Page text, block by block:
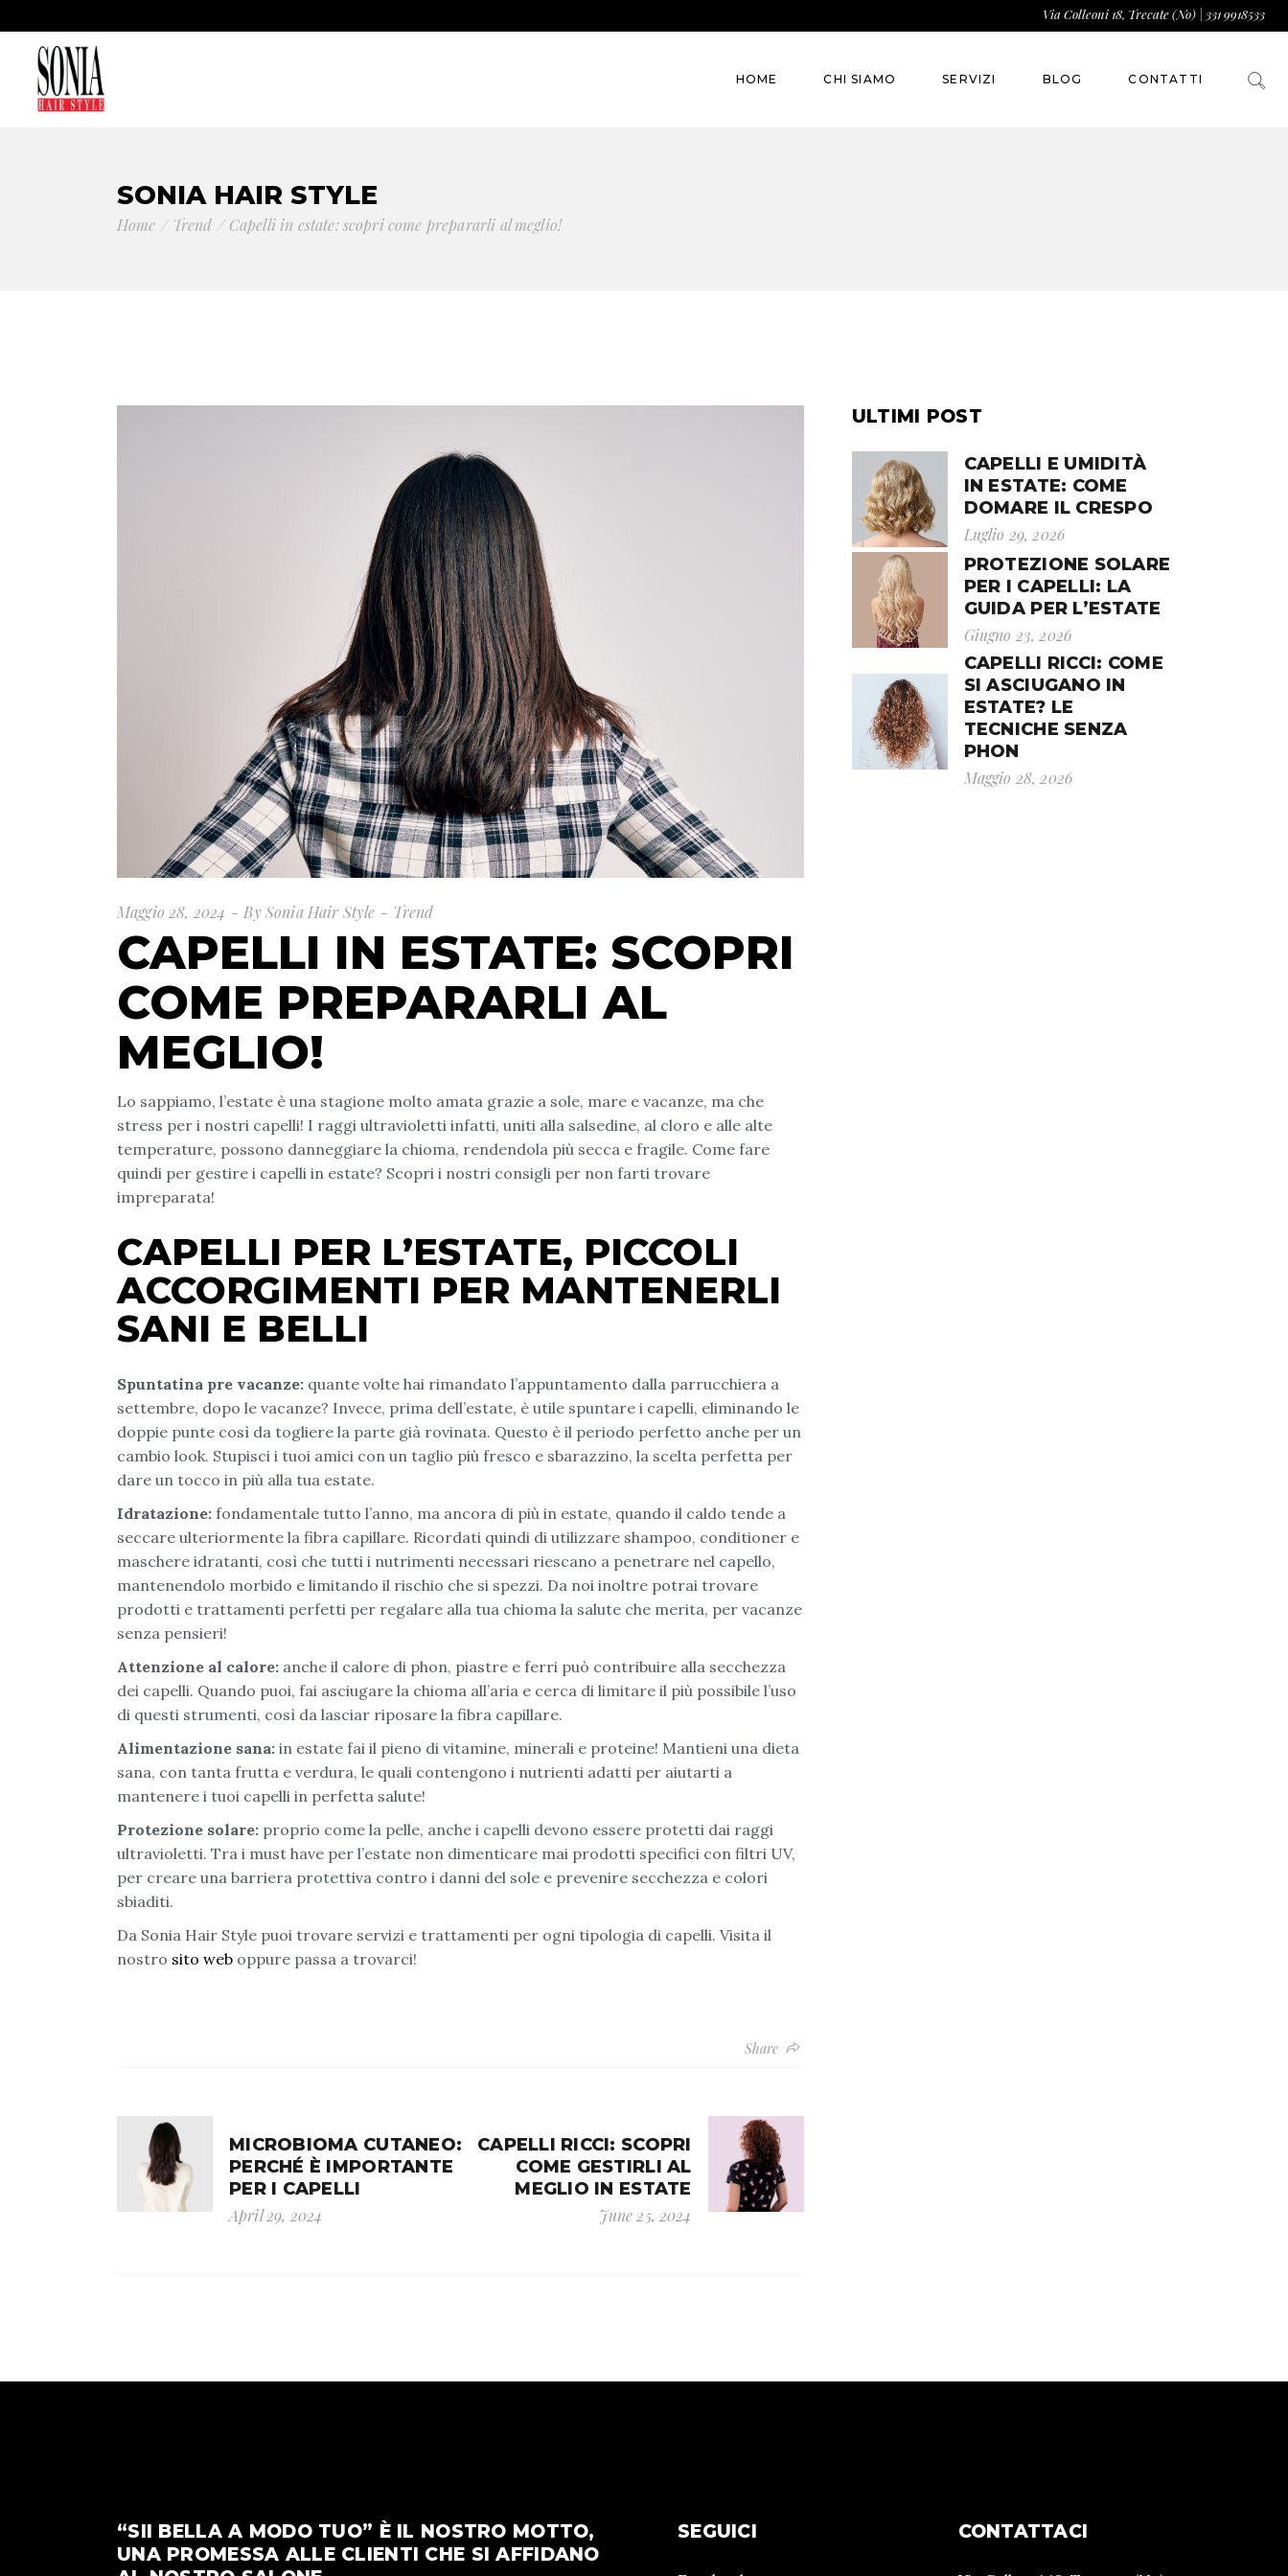
Via Colleoni 18, Trecate (No) 331 9918533
HOME CHI SIAMO SERVIZI BLOG CONTATTI
SONIA HAIR STYLE
Home Trend Capelli in estate: scopri come prepararli al meglio!
Maggio 28, 2024 By Sonia Hair Style Trend
CAPELLI IN ESTATE: SCOPRI
COME PREPARARLI AL
MEGLIO!
Lo sappiamo, l’estate è una stagione molto amata grazie a sole, mare e vacanze, ma che
stress per i nostri capelli! I raggi ultravioletti infatti, uniti alla salsedine, al cloro e alle alte
temperature, possono danneggiare la chioma, rendendola più secca e fragile. Come fare
quindi per gestire i capelli in estate? Scopri i nostri consigli per non farti trovare
impreparata!
CAPELLI PER L’ESTATE, PICCOLI
ACCORGIMENTI PER MANTENERLI
SANI E BELLI
Spuntatina pre vacanze: quante volte hai rimandato l’appuntamento dalla parrucchiera a
settembre, dopo le vacanze? Invece, prima dell’estate, è utile spuntare i capelli, eliminando le
doppie punte così da togliere la parte già rovinata. Questo è il periodo perfetto anche per un
cambio look. Stupisci i tuoi amici con un taglio più fresco e sbarazzino, la scelta perfetta per
dare un tocco in più alla tua estate.
Idratazione: fondamentale tutto l’anno, ma ancora di più in estate, quando il caldo tende a
seccare ulteriormente la fibra capillare. Ricordati quindi di utilizzare shampoo, conditioner e
maschere idratanti, così che tutti i nutrimenti necessari riescano a penetrare nel capello,
mantenendolo morbido e limitando il rischio che si spezzi. Da noi inoltre potrai trovare
prodotti e trattamenti perfetti per regalare alla tua chioma la salute che merita, per vacanze
senza pensieri!
Attenzione al calore: anche il calore di phon, piastre e ferri può contribuire alla secchezza
dei capelli. Quando puoi, fai asciugare la chioma all’aria e cerca di limitare il più possibile l’uso
di questi strumenti, così da lasciar riposare la fibra capillare.
Alimentazione sana: in estate fai il pieno di vitamine, minerali e proteine! Mantieni una dieta
sana, con tanta frutta e verdura, le quali contengono i nutrienti adatti per aiutarti a
mantenere i tuoi capelli in perfetta salute!
Protezione solare: proprio come la pelle, anche i capelli devono essere protetti dai raggi
ultravioletti. Tra i must have per l’estate non dimenticare mai prodotti specifici con filtri UV,
per creare una barriera protettiva contro i danni del sole e prevenire secchezza e colori
sbiaditi.
Da Sonia Hair Style puoi trovare servizi e trattamenti per ogni tipologia di capelli. Visita il
nostro sito web oppure passa a trovarci!
Share
MICROBIOMA CUTANEO:
PERCHÉ È IMPORTANTE
PER I CAPELLI
April 29, 2024
CAPELLI RICCI: SCOPRI
COME GESTIRLI AL
MEGLIO IN ESTATE
June 25, 2024
ULTIMI POST
CAPELLI E UMIDITÀ
IN ESTATE: COME
DOMARE IL CRESPO
Luglio 29, 2026
PROTEZIONE SOLARE
PER I CAPELLI: LA
GUIDA PER L’ESTATE
Giugno 23, 2026
CAPELLI RICCI: COME
SI ASCIUGANO IN
ESTATE? LE
TECNICHE SENZA
PHON
Maggio 28, 2026
“SII BELLA A MODO TUO” È IL NOSTRO MOTTO,
UNA PROMESSA ALLE CLIENTI CHE SI AFFIDANO
SEGUICI CONTATTACI